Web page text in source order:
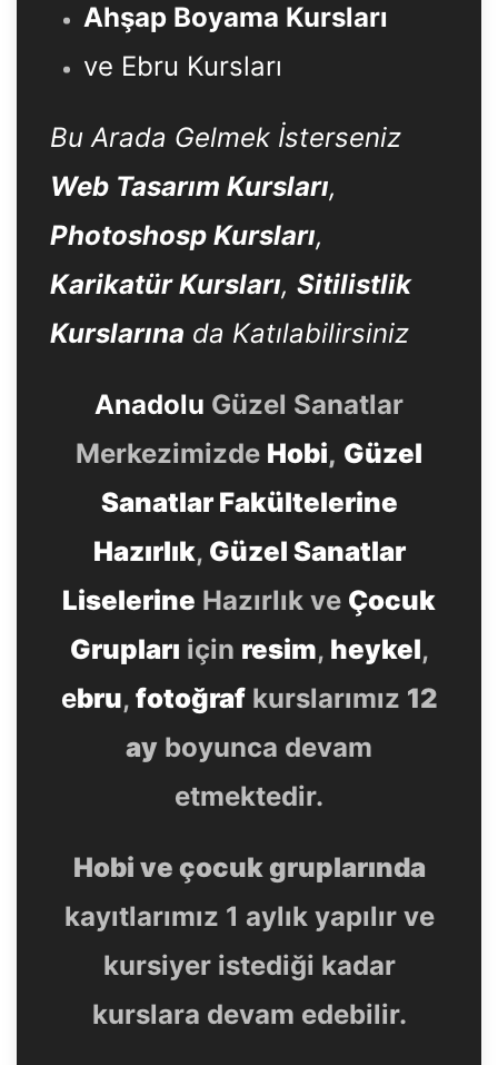
Ahşap Boyama Kursları
ve Ebru Kursları
Bu Arada Gelmek İsterseniz
Web Tasarım Kursları,
Photoshosp Kursları,
Karikatür Kursları, Sitilistlik
Kurslarına da Katılabilirsiniz
Anadolu Güzel Sanatlar
Merkezimizde Hobi, Güzel
Sanatlar Fakültelerine
Hazırlık, Güzel Sanatlar
Liselerine Hazırlık ve Çocuk
Grupları için resim, heykel,
ebru, fotoğrafkurslarımız 12
ay boyunca devam
etmektedir.
Hobi ve çocuk gruplarında
kayıtlarımız 1 aylık yapılır ve
kursiyer istediği kadar
kurslara devam edebilir.